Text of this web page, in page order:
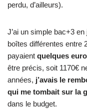
perdu, d’ailleurs).
J’ai un simple bac+3
boîtes différentes entre
payaient quelques
être précis, soit 1170€
années, j’avais le
qui me tombait sur la
dans le budget.